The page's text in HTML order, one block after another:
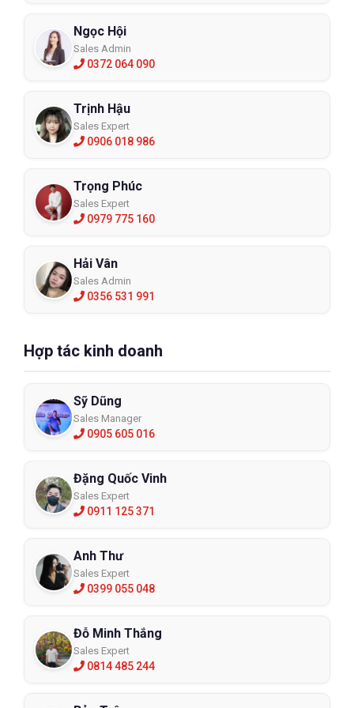
Ngọc Hội
Sales Admin
0372 064 090
Trịnh Hậu
Sales Expert
0906 018 986
Trọng Phúc
Sales Expert
0979 775 160
Hải Vân
Sales Admin
0356 531 991
Hợp tác kinh doanh
Sỹ Dũng
Sales Manager
0905 605 016
Đặng Quốc Vinh
Sales Expert
0911 125 371
Anh Thư
Sales Expert
0399 055 048
Đỗ Minh Thắng
Sales Expert
0814 485 244